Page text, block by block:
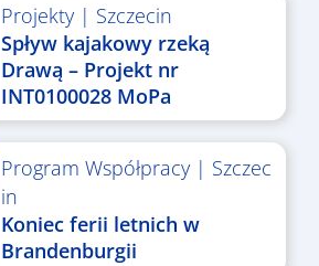
Projekty| Szczecin
Spływ kajakowy rzeką
Drawą – Projekt nr
INT0100028 MoPa
Program Współpracy| Szczec
in
Koniec ferii letnich w
Brandenburgii